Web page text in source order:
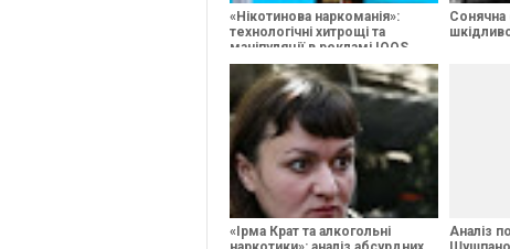
«Нікотинова наркоманія»:
технологічні хитрощі та
маніпуляції в рекламі IQOS
Сонячна
«Ірма Крат та алкогольні
Аналіз